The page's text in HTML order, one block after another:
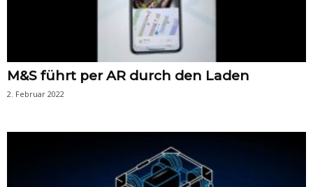
M&S führt per AR durch den Laden
2. Februar 2022